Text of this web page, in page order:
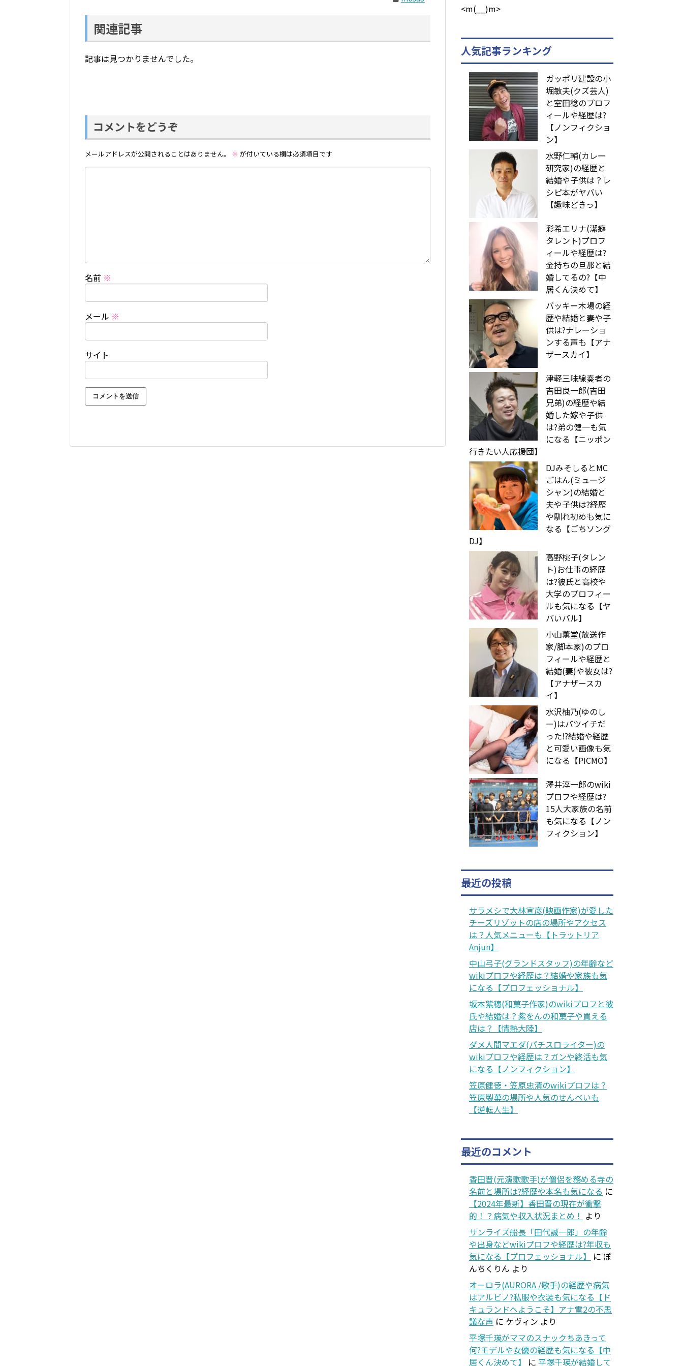
関連記事
記事は見つかりませんでした。
コメントをどうぞ
メールアドレスが公開されることはありません。 ※ が付いている欄は必須項目です
名前 ※
メール ※
サイト
<m(__)m>
人気記事ランキング
ガッポリ建設の小
堀敏夫(クズ芸人)
と室田稔のプロフ
ィールや経歴は?
【ノンフィクショ
ン】
水野仁輔(カレー
研究家)の経歴と
結婚や子供は？レ
シピ本がヤバい
【趣味どきっ】
彩希エリナ(潔癖
タレント)プロフ
ィールや経歴は?
金持ちの旦那と結
婚してるの?【中
居くん決めて】
バッキー木場の経
歴や結婚と妻や子
供は?ナレーショ
ンする声も【アナ
ザースカイ】
津軽三味線奏者の
吉田良一郎(吉田
兄弟)の経歴や結
婚した嫁や子供
は?弟の健一も気
になる【ニッポン
行きたい人応援団】
DJみそしるとMC
ごはん(ミュージ
シャン)の結婚と
夫や子供は?経歴
や馴れ初めも気に
なる【ごちソング
DJ】
高野桃子(タレン
ト)お仕事の経歴
は?彼氏と高校や
大学のプロフィー
ルも気になる【ヤ
バいバル】
小山薫堂(放送作
家/脚本家)のプロ
フィールや経歴と
結婚(妻)や彼女は?
【アナザースカ
イ】
水沢柚乃(ゆのし
ー)はバツイチだ
った⁉︎結婚や経歴
と可愛い画像も気
になる【PICMO】
澤井淳一郎のwiki
プロフや経歴は?
15人大家族の名前
も気になる【ノン
フィクション】
最近の投稿
サラメシで大林宣彦(映画作家)が愛した
チーズリゾットの店の場所やアクセス
は？人気メニューも【トラットリア
Anjun】
中山弓子(グランドスタッフ)の年齢など
wikiプロフや経歴は？結婚や家族も気
になる【プロフェッショナル】
坂本紫穗(和菓子作家)のwikiプロフと彼
氏や結婚は？紫をんの和菓子や買える
店は？【情熱大陸】
ダメ人間マエダ(パチスロライター)の
wikiプロフや経歴は？ガンや終活も気
になる【ノンフィクション】
笠原健徳・笠原忠清のwikiプロフは？
笠原製菓の場所や人気のせんべいも
【逆転人生】
最近のコメント
香田晋(元演歌歌手)が僧侶を務める寺の
名前と場所は?経歴や本名も気になる に
【2024年最新】香田晋の現在が衝撃
的！？病気や収入状況まとめ！ より
サンライズ船長「田代誠一郎」の年齢
や出身などwikiプロフや経歴は?年収も
気になる【プロフェッショナル】
に ぽ
んちくりん より
オーロラ(AURORA /歌手)の経歴や病気
はアルビノ?私服や衣装も気になる【ド
キュランドへようこそ】アナ雪2の不思
議な声 に ケヴィン より
平塚千瑛がママのスナックちあきって
何?モデルや女優の経歴も気になる【中
居くん決めて】
に 平塚千瑛が結婚して